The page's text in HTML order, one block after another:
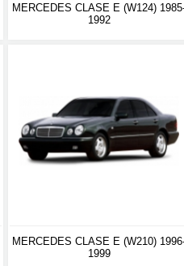
MERCEDES CLASE E (W124)
1992
MERCEDES CLASE E (W210)
1999